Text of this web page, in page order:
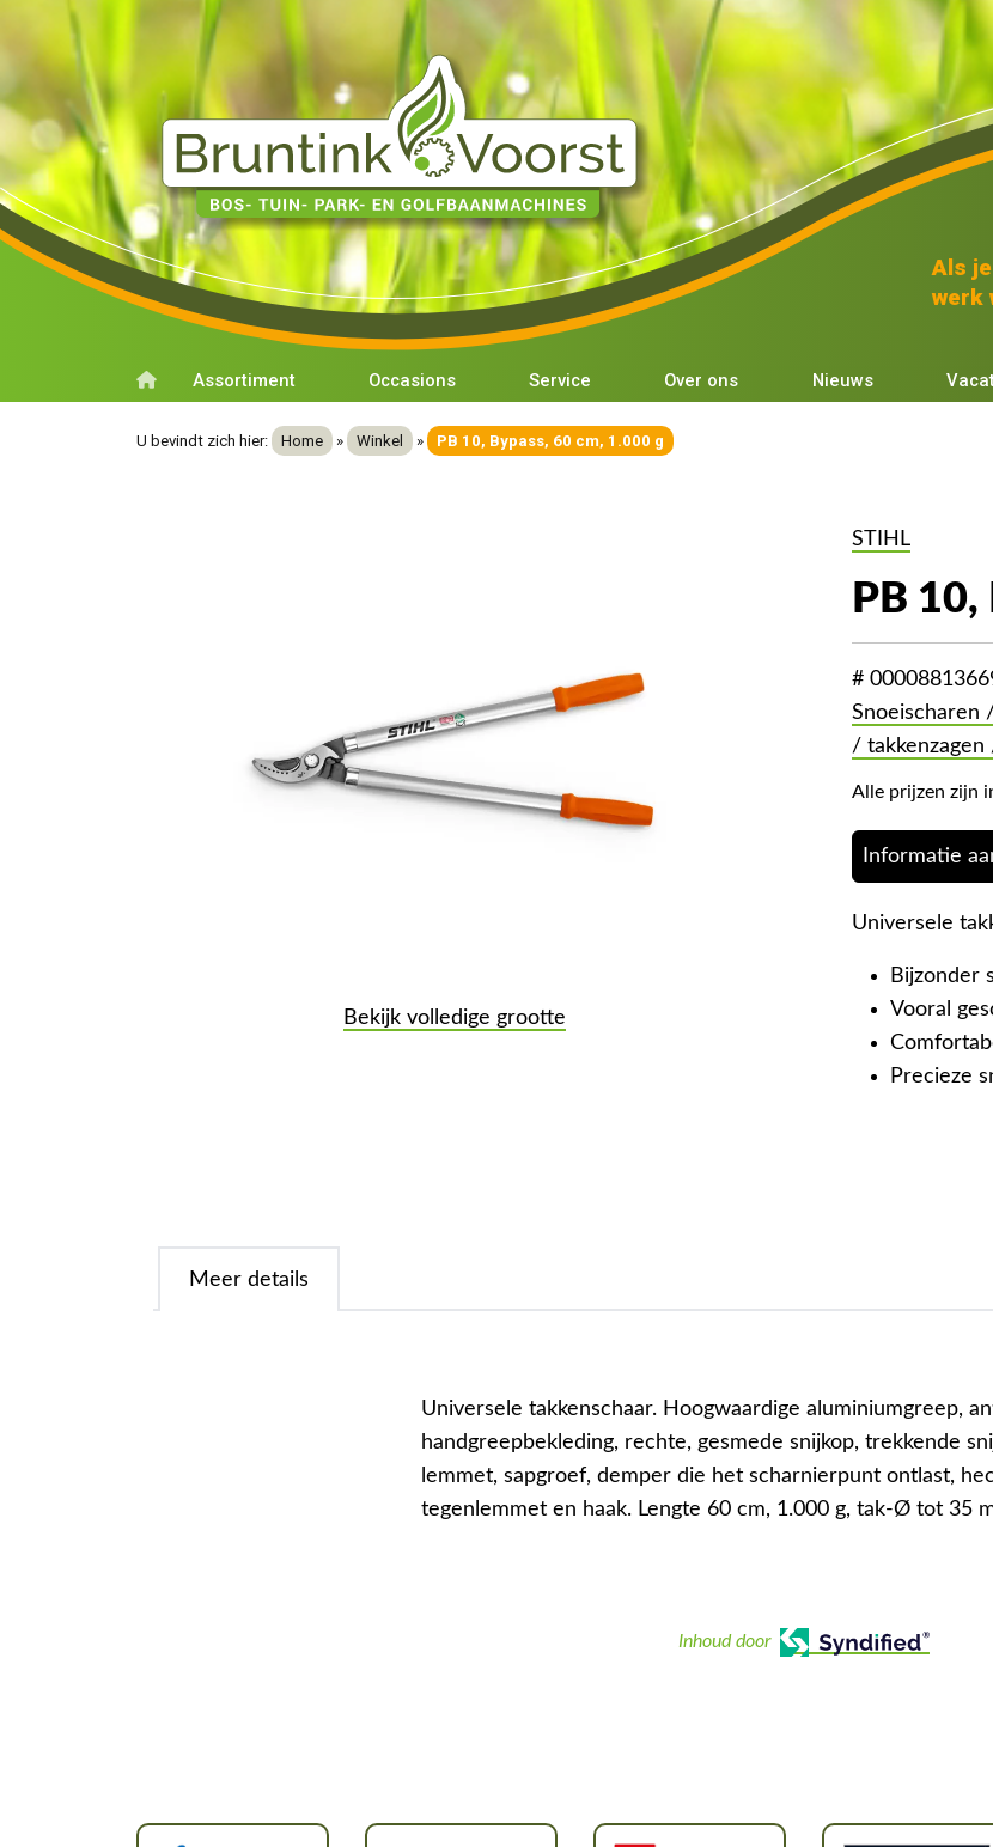
Als
werk
Assortiment Occasions Service Over ons Nieuws
U bevindt zich hier: Home » Winkel » PB 10, Bypass, 60 cm, 1.000 g
Bekijk volledige grootte
STIHL
PB
#
Snoeischaren
/ takkenzagen
Alle prijzen zijn
Informatie
Universele
Bijzonder
Vooral
Precieze
Meer details
Universele takkenschaar. Hoogwaardige aluminiumgreep,
handgreepbekleding, rechte, gesmede snijkop, trekkende
lemmet, sapgroef, demper die het scharnierpunt ontlast,
tegenlemmet en haak. Lengte 60 cm, 1.000 g, tak-Ø tot 35
Inhoud door